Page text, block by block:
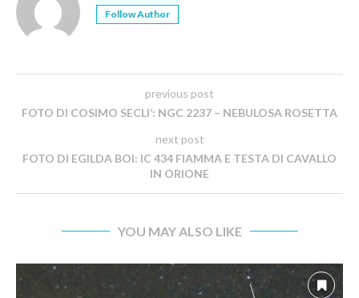
Follow Author
previous post
FOTO DI COSIMO SECLI’: NGC 2237 – NEBULOSA ROSETTA
next post
FOTO DI EGILDA BOI: IC 434 FIAMMA E TESTA DI CAVALLO
IN ORIONE
YOU MAY ALSO LIKE